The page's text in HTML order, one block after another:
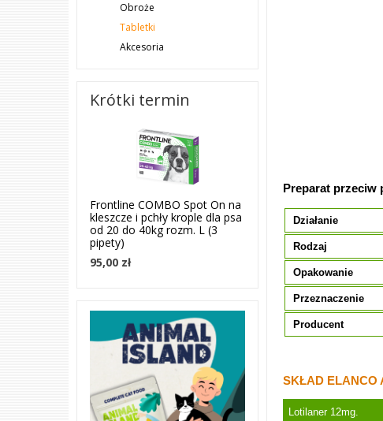
Preparat przeciw
Działanie
Rodzaj
Opakowanie
Przeznaczenie
Producent
SKŁAD ELANCO
Lotilaner 12mg.
Obroże
Tabletki
Akcesoria
Krótki termin
Frontline COMBO Spot On na
kleszcze i pchły krople dla psa
od 20 do 40kg rozm. L (3
pipety)
95,00 zł